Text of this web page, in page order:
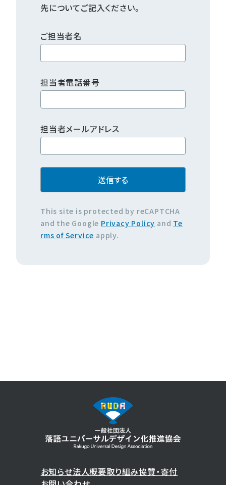
先についてご記入ください。
ご担当者名
担当者電話番号
担当者メールアドレス
This site is protected by reCAPTCHA
and the Google Privacy Policy and Te
rms of Service apply.
お知らせ法人概要取り組み協賛・寄付